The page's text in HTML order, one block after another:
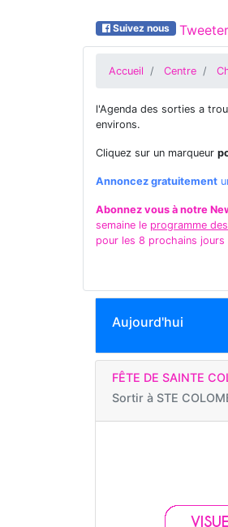
Suivez nous Tweeter
Accueil Centre
l'Agenda des sorties a
environs.
Cliquez sur un marqueur
Annoncez gratuitement
Abonnez vous à notre
semaine le programme
pour les 8 prochains jours
Aujourd'hui
FÊTE DE SAINTE
Sortir à STE